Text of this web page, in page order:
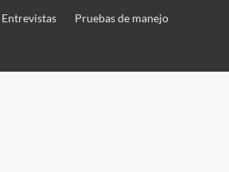
Entrevistas Pruebas de manejo